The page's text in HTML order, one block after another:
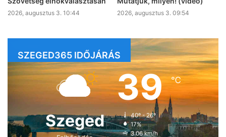
2026, augusztus 3. 10:44 2026, augusztus 3. 09:54
SZEGED365 IDŐJÁRÁS
Szeged
39℃
40º - 26º
17%
3.06 km/h